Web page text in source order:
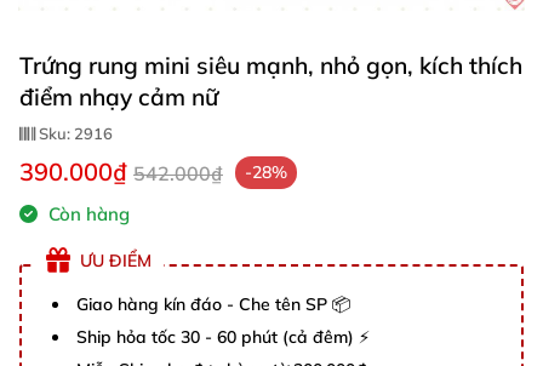
Trứng rung mini siêu mạnh, nhỏ gọn, kích thích
điểm nhạy cảm nữ
Sku: 2916
390.000₫ 542.000₫ -28%
Còn hàng
ƯU ĐIỂM
Giao hàng kín đáo - Che tên SP 📦
Ship hỏa tốc 30 - 60 phút (cả đêm) ⚡